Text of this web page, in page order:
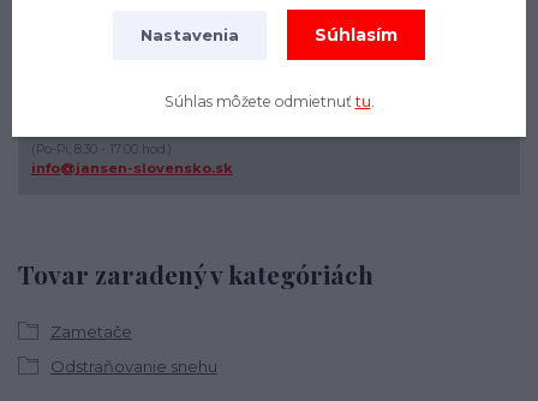
Tovar zaradený v kategóriách
Zametače
Odstraňovanie snehu
(Po-Pi, 8:30 - 17:00 hod.)
info@jansen-slovensko.sk
Nastavenia Súhlasím
Súhlas môžete odmietnuť tu